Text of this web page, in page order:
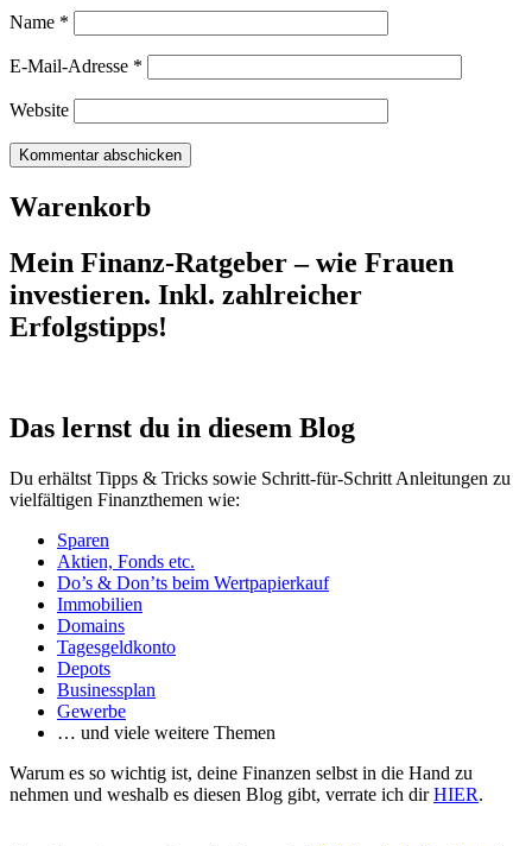
Name *
E-Mail-Adresse *
Website
Warenkorb
Mein Finanz-Ratgeber – wie Frauen
investieren. Inkl. zahlreicher
Erfolgstipps!
Das lernst du in diesem Blog
Du erhältst Tipps & Tricks sowie Schritt-für-Schritt Anleitungen zu
vielfältigen Finanzthemen wie:
Sparen
Aktien, Fonds etc.
Do’s & Don’ts beim Wertpapierkauf
Immobilien
Domains
Tagesgeldkonto
Depots
Businessplan
Gewerbe
… und viele weitere Themen
Warum es so wichtig ist, deine Finanzen selbst in die Hand zu
nehmen und weshalb es diesen Blog gibt, verrate ich dirHIER.